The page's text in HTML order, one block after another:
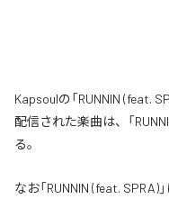
Kapsoulの「RUNNIN (feat.
配信された楽曲は、「
る。
なお「RUNNIN (feat. SPRA)